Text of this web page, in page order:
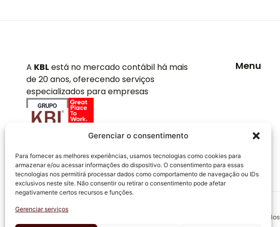
Gerenciar o consentimento
Para fornecer as melhores experiências, usamos tecnologias como cookies para
armazenar e/ou acessar informações do dispositivo. O consentimento para essas
tecnologias nos permitirá processar dados como comportamento de navegação ou IDs
exclusivos neste site. Não consentir ou retirar o consentimento pode afetar
negativamente certos recursos e funções.
Gerenciar serviços
A KBLestá no mercado contábil há mais
de 20 anos, oferecendo serviços
especializados para empresas
Menu
KBL ACCOUNTING CONTABILIDADE EMPRESARIAL EIRELI - Todos os direitos reservados